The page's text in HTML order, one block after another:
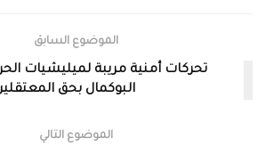
الموضوع السابق
تحركات أمنية مريبة لميليشيات
البوكمال بحق
الموضوع التالي